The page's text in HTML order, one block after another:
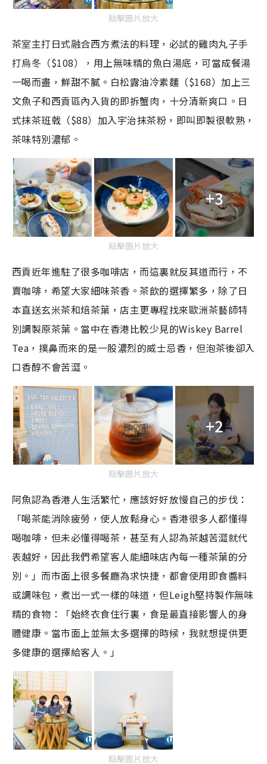
點擊圖片放大
茶室主打日式融合西方煮法的料理，必試的雞肉丸子手
打烏冬（$108），用上無味精的魚白湯底，可當成餐湯
一喝而盡， 鮮甜不膩。白松露油冷素麵（$168）加上三
文魚子和西貢區內入貨的即拆蟹肉，十分清新爽口。日
式抹茶班戟（$88）加入宇治抹茶粉 ，即叫即製很軟熟，
茶味特別濃郁。
+3
點擊圖片放大
西貢近年進駐了很多咖啡店，而這裏就反其道而行，不
賣咖啡，希望大家細味茶香。茶飲的選擇繁多，除了日
本直送玄米茶和焙茶葉，店主更專程找來歐洲茶藝師特
別調製原茶葉。 當中在香港比較少見的Wiskey Barrel
Tea，撲鼻而來的是一股濃烈的威士忌香，但泡茶後卻入
口香醇不會苦澀。
+2
點擊圖片放大
阿魚認為香港人生活繁忙，應該好好放慢自己的步伐：
「喝茶能消除疲勞，使人放鬆身心。香港很多人都懂得
喝咖啡，但未必懂得喝茶，甚至有人認為茶越苦澀就代
表越好，因此我們希望客人能細味店內每一種茶葉的分
別。 」而市面上很多餐廳為求快捷，都會使用即食醬料
或調味包，煮出一式一樣的味道，但Leigh堅持製作無味
精的食物：「始終衣食住行裏，食是最直接影響人的身
體健康。當市面上並無太多選擇的時候，我就想提供更
多健康的選擇給客人。」
點擊圖片放大